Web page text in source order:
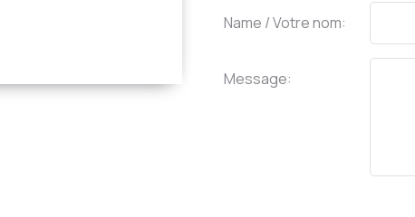
Name / Votre nom:
Message: